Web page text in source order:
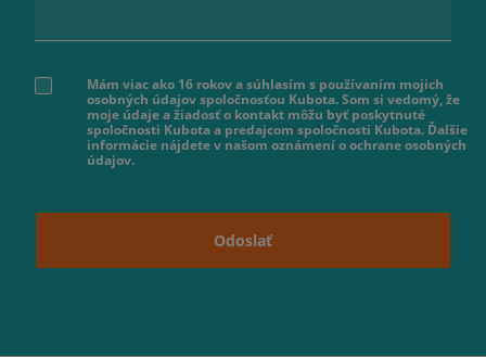
Mám viac ako 16 rokov a súhlasím s používaním mojich
osobných údajov spoločnosťou Kubota. Som si vedomý, že
moje údaje a žiadosť o kontakt môžu byť poskytnuté
spoločnosti Kubota a predajcom spoločnosti Kubota. Ďalšie
informácie nájdete v našom oznámení o ochrane osobných
údajov.
Odoslať